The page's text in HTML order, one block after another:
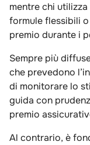
mentre chi
formule flessibili
premio durante i
Sempre più
che prevedono
di monitorare lo
guida con
premio
Al contrario, è